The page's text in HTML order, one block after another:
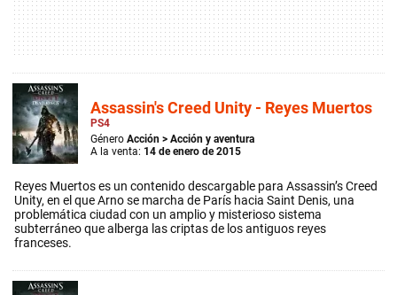
Assassin's Creed Unity - Reyes Muertos
PS4
Género Acción > Acción y aventura
A la venta: 14 de enero de 2015
Reyes Muertos es un contenido descargable para Assassin’s Creed
Unity, en el que Arno se marcha de París hacia Saint Denis, una
problemática ciudad con un amplio y misterioso sistema
subterráneo que alberga las criptas de los antiguos reyes
franceses.